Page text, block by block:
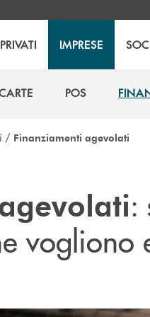
PRIVATI IMPRESE
POS
/ Finanziamenti agevolati
:
vogliono